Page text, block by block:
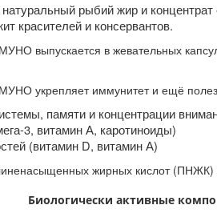
рыбий жир и концентрат
красителей и консервантов.
выпускается в жевательных
укрепляет иммунитет и ещё
памяти и концентрации
3, витамин А, каротиноиды)
(витамин D, витамин А)
жирных кислот
Биологически активные